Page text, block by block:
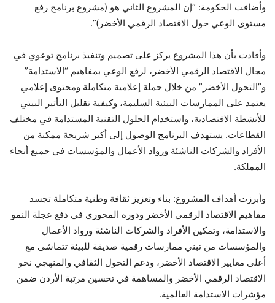
وأضافت الحكومة: “إن المشروع الثاني هو (مشروع برنامج رفع
مستوى الوعي حول الاقتصاد الرقمي الأخضر)”.
وأفادت بأن هذا المشروع يركز على تصميم وتنفيذ برنامج توعوي في
مجال الاقتصاد الرقمي الأخضر، لرفع الوعي بمفاهيم “الاستدامة”
و”التحول الأخضر” من خلال حملة إعلامية متكاملة ومحتوى إعلامي
يعتمد على الممارسات البيئية السليمة، وكيفية تقليل التأثير البيئي
للأنشطة الاقتصادية، واستخدام الحلول التقنية المستدامة في مختلف
القطاعات. يستهدف البرنامج الوصول إلى أكبر شريحة ممكنة من
الأفراد والشركات الناشئة ورواد الأعمال والمؤسسات في جميع أنحاء
المملكة.
وأبرزت أهداف المشروع: بناء وتعزيز ثقافة وطنية متكاملة تجسد
مفاهيم الاقتصاد الرقمي الأخضر ودوره المحوري في دفع عجلة النمو
والاستدامة، وتمكين الأفراد والشركات الناشئة ورواد الأعمال
والمؤسسات من تبني ممارسات رقمية صديقة للبيئة تتماشى مع
أعلى معايير الاقتصاد الأخضر، ودعم التحول الثقافي والمنهجي نحو
الاقتصاد الرقمي الأخضر والمساهمة في تحسين مرتبة الأردن ضمن
مؤشرات الاستدامة العالمية.